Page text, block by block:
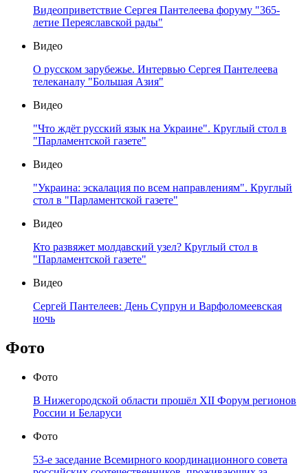
Видеоприветствие Сергея Пантелеева форуму "365-
летие Переяславской рады"
Видео
О русском зарубежье. Интервью Сергея Пантелеева
телеканалу "Большая Азия"
Видео
"Что ждёт русский язык на Украине". Круглый стол в
"Парламентской газете"
Видео
"Украина: эскалация по всем направлениям". Круглый
стол в "Парламентской газете"
Видео
Кто развяжет молдавский узел? Круглый стол в
"Парламентской газете"
Видео
Сергей Пантелеев: День Супрун и Варфоломеевская
ночь
Фото
Фото
В Нижегородской области прошёл XII Форум регионов
России и Беларуси
Фото
53-е заседание Всемирного координационного совета